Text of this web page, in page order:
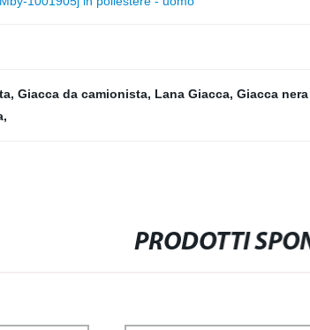
, Giacca da camionista, Lana Giacca, Giacca
,
PRODOTTI